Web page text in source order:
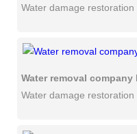
Water damage restoration
Water removal company
Water damage restoration